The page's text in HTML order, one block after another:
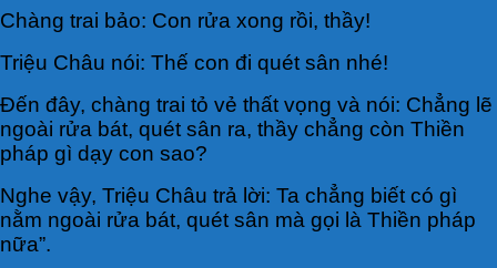
Chàng trai bảo: Con rửa xong rồi, thầy!
Triệu Châu nói: Thế con đi quét sân nhé!
Đến đây, chàng trai tỏ vẻ thất vọng và nói: Chẳng lẽ
ngoài rửa bát, quét sân ra, thầy chẳng còn Thiền
pháp gì dạy con sao?
Nghe vậy, Triệu Châu trả lời: Ta chẳng biết có gì
nằm ngoài rửa bát, quét sân mà gọi là Thiền pháp
nữa”.